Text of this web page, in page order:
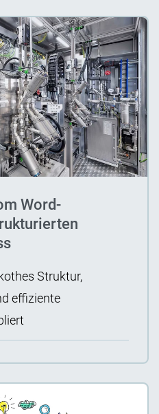
Word-
Struktur,
effiziente